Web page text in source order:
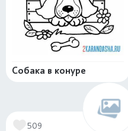
Собака в конуре
509